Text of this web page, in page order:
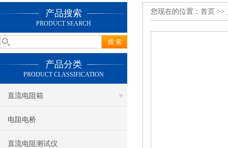
产品搜索
PRODUCT SEARCH
产品分类
PRODUCT CLASSIFICATION
直流电阻箱
电阻电桥
直流电阻测试仪
您现在的位置： 首页 >>